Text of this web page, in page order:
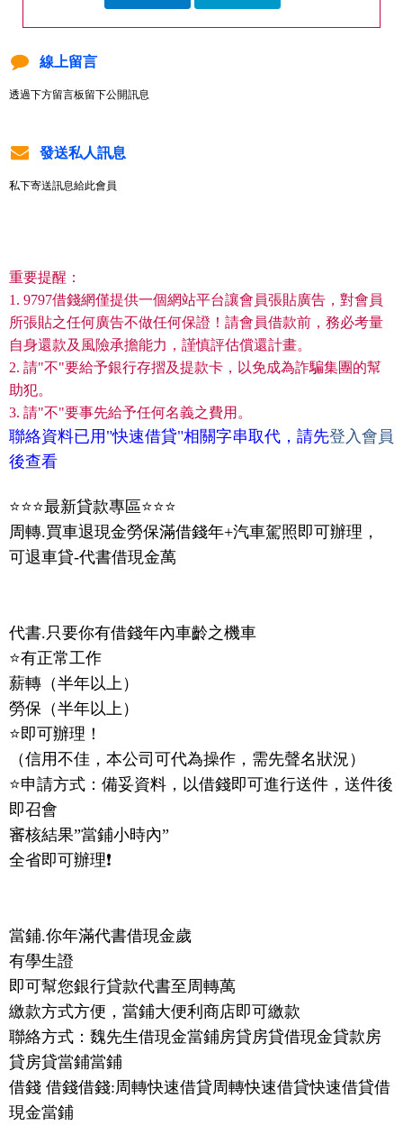
線上留言
透過下方留言板留下公開訊息
發送私人訊息
私下寄送訊息給此會員
重要提醒：
1. 9797借錢網僅提供一個網站平台讓會員張貼廣告，對會員
所張貼之任何廣告不做任何保證！請會員借款前，務必考量
自身還款及風險承擔能力，謹慎評估償還計畫。
2. 請"不"要給予銀行存摺及提款卡，以免成為詐騙集團的幫
助犯。
3. 請"不"要事先給予任何名義之費用。
聯絡資料已用"快速借貸"相關字串取代，請先登入會員
後查看
⭐️⭐️⭐️最新貸款專區⭐️⭐️⭐️
周轉.買車退現金勞保滿借錢年+汽車駕照即可辦理，
可退車貸-代書借現金萬
代書.只要你有借錢年內車齡之機車
⭐️有正常工作
薪轉（半年以上）
勞保（半年以上）
⭐️即可辦理！
（信用不佳，本公司可代為操作，需先聲名狀況）
⭐️申請方式：備妥資料，以借錢即可進行送件，送件後
即召會
審核結果”當鋪小時內”
全省即可辦理❗️
當鋪.你年滿代書借現金歲
有學生證
即可幫您銀行貸款代書至周轉萬
繳款方式方便，當鋪大便利商店即可繳款
聯絡方式：魏先生借現金當鋪房貸房貸借現金貸款房
貸房貸當鋪當鋪
借錢 借錢借錢:周轉快速借貸周轉快速借貸快速借貸借
現金當鋪